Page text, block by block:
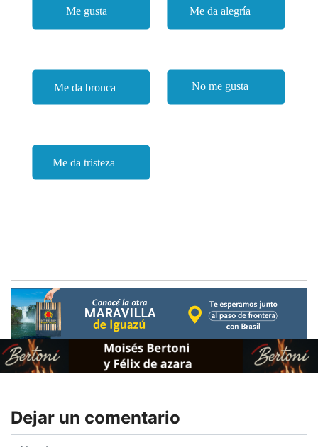
Dejar un comentario